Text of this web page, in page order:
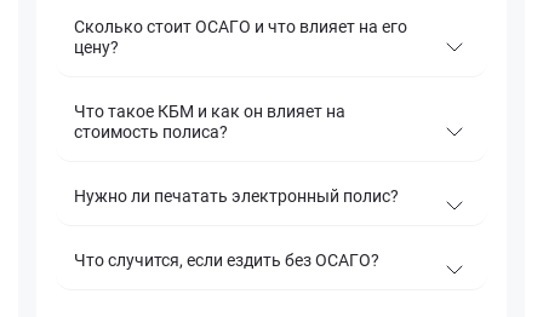
Сколько стоит ОСАГО и что влияет на его
цену?
Что такое КБМ и как он влияет на
стоимость полиса?
Нужно ли печатать электронный полис?
Что случится, если ездить без ОСАГО?